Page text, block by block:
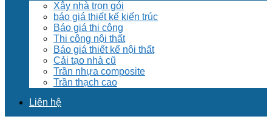
Xây nhà trọn gói
báo giá thiết kế kiến trúc
Báo giá thi công
Thi công nội thất
Báo giá thiết kế nội thất
Cải tạo nhà cũ
Trần nhựa composite
Trần thạch cao
Liên hệ